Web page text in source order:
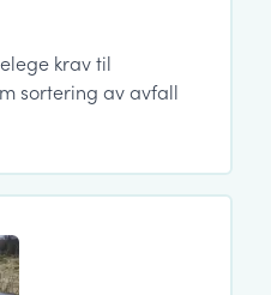
krav til
sortering av avfall